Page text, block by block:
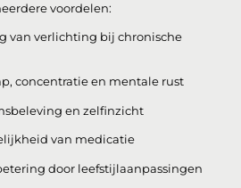
voordelen:
van verlichting bij chronische
concentratie en mentale rust
en zelfinzicht
van medicatie
door leefstijlaanpassingen